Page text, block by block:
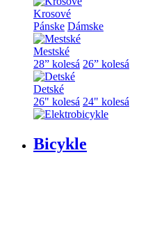
Krosové
Pánske Dámske
Mestské
28” kolesá 26” kolesá
Detské
26" kolesá 24" kolesá
Bicykle